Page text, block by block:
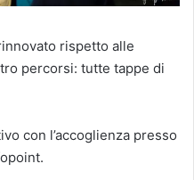
rispetto alle
percorsi: tutte tappe di
con l’accoglienza presso